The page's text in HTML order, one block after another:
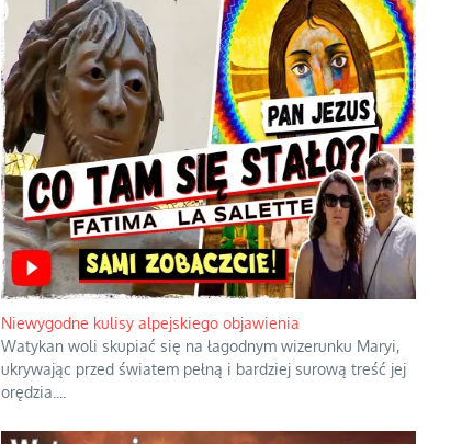
Niewygodne kulisy alpejskiego objawienia
Watykan woli skupiać się na łagodnym wizerunku Maryi,
ukrywając przed światem pełną i bardziej surową treść jej
orędzia.